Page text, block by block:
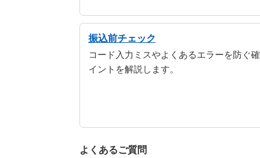
振込前チェック
コード入力ミスやよくあるエラーを防ぐ
イントを解説します。
よくあるご質問